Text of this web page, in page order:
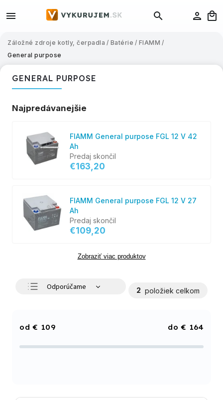
Záložné zdroje kotly, čerpadla / Batérie / FIAMM /
General purpose
GENERAL PURPOSE
Najpredávanejšie
FIAMM General purpose FGL 12 V 42
Ah
Predaj skončil
€163,20
FIAMM General purpose FGL 12 V 27
Ah
Predaj skončil
€109,20
Zobraziť viac produktov
Odporúčame
Abecedne
2 položiek celkom
€ 109 € 164